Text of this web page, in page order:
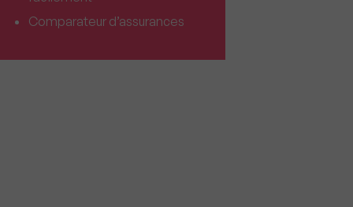
Comparateur d’assurances